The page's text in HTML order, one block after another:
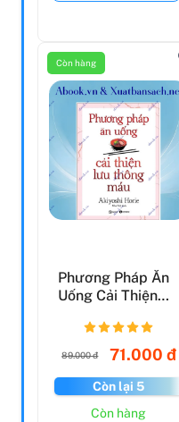
Còn hàng
Phương Pháp Ăn
Uống Cải Thiện
89.000 đ 71.000 đ
Còn lại 5
Còn hàng